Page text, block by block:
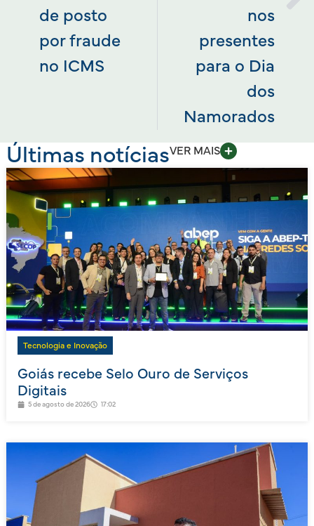
de posto
por fraude
no ICMS
nos
presentes
para o Dia
dos
Namorados
Últimas notíciasVER MAIS
Tecnologia e Inovação
Goiás recebe Selo Ouro de Serviços
Digitais
5 de agosto de 2026 17:02